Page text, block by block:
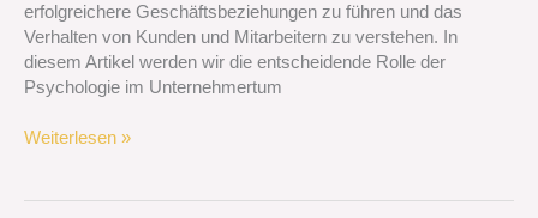
erfolgreichere Geschäftsbeziehungen zu führen und das
Verhalten von Kunden und Mitarbeitern zu verstehen. In
diesem Artikel werden wir die entscheidende Rolle der
Psychologie im Unternehmertum
Weiterlesen »